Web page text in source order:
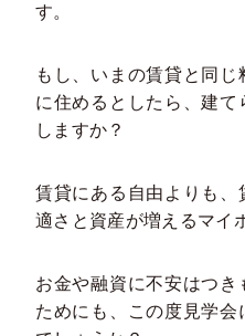
す。
もし、いまの賃貸と同じ
に住めるとしたら、建て
しますか？
賃貸にある自由よりも
適さと資産が増えるマイ
お金や融資に不安はつ
ためにも、この度見学